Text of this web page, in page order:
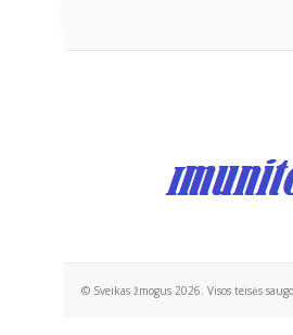
© Sveikas žmogus 2026. Visos teisės